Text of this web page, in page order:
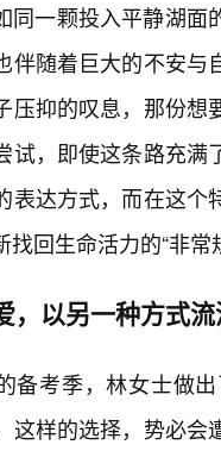
同一颗投入平静湖面
伴随着巨大的不安
压抑的叹息，那份
试，即使这条路充
表达方式，而在这
找回生命活力的“非常
，以另一种方式
备考季，林女士做
这样的选择，势必